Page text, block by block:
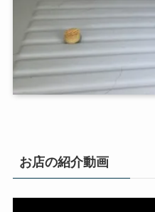
お店の紹介動画